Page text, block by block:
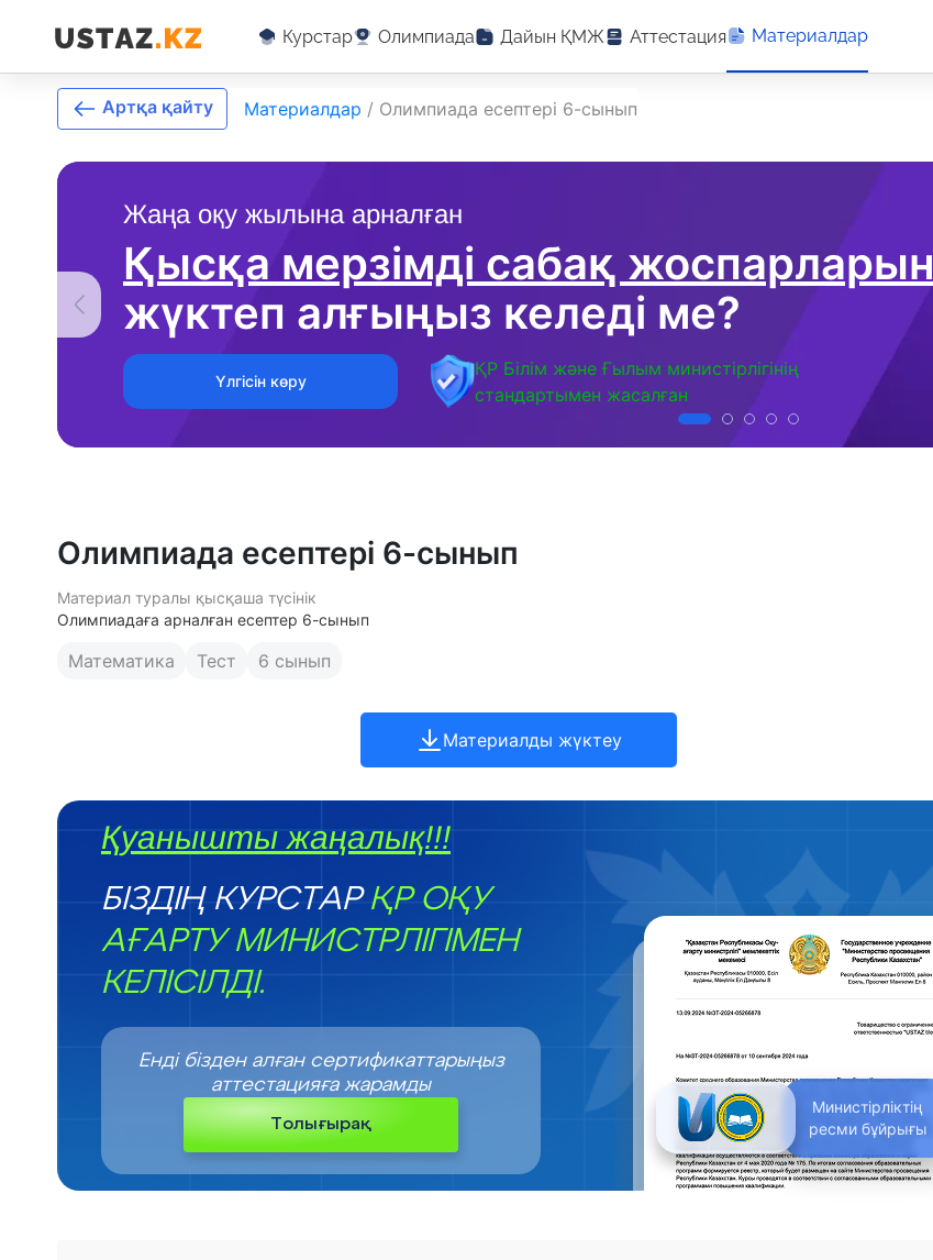
Курстар Олимпиада Дайын ҚМЖ Аттестация Материалдар
Жаңа оқу жылына арналған
Қысқа мерзімді сабақ жоспарларын
жүктеп алғыңыз келеді ме?
Үлгісін көру
ҚР Білім және Ғылым министірлігінің
стандартымен жасалған
Артқа қайту Материалдар / Олимпиада есептері 6-сынып
Олимпиада есептері 6-сынып
Материал туралы қысқаша түсінік
Олимпиадаға арналған есептер 6-сынып
Математика Тест 6 сынып
Материалды жүктеу
Қуанышты жаңалық!!!
БІЗДІҢ КУРСТАР ҚР ОҚУ
АҒАРТУ МИНИСТРЛІГІМЕН
КЕЛІСІЛДІ.
Министірліктің
ресми бұйрығы
Енді бізден алған сертификаттарыңыз
аттестацияға жарамды
Толығырақ